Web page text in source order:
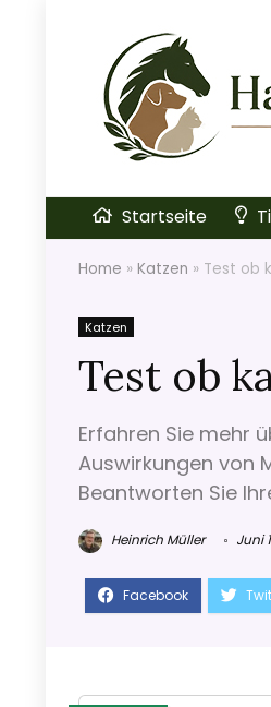
Startseite
Home » Katzen » Test ob
Katzen
Test ob
Erfahren Sie mehr
Auswirkungen von
Beantworten Sie
Heinrich Müller Juni